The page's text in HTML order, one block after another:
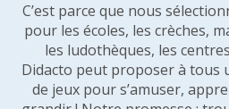
C’est parce que nous
pour les écoles, les crèches,
les ludothèques, les
Didacto peut proposer à tous
de jeux pour s’amuser,